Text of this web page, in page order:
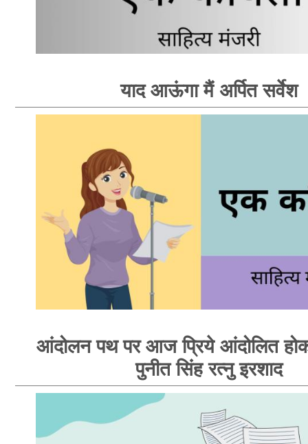
याद आऊंगा मैं अर्पित सर्वेश
आंदोलन पथ पर आज प्रिये आंदोलित
पुनीत सिंह रत्नु इरशाद